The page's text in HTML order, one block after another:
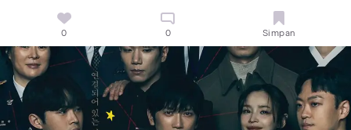
0 0 Simpan